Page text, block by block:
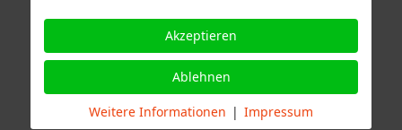
Akzeptieren
Ablehnen
Weitere Informationen | Impressum